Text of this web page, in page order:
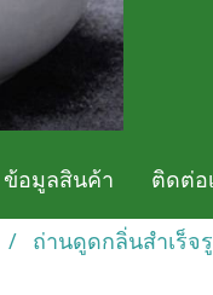
ข้อมูลสินค้า ติดต่อ
ถ่านดูดกลิ่นสำเร็จ